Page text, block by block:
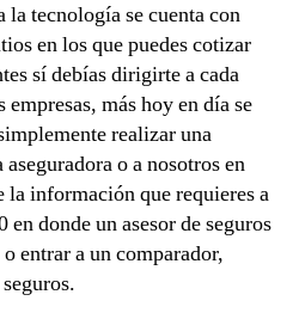
la tecnología se cuenta con
en los que puedes cotizar
sí debías dirigirte a cada
más hoy en día se
realizar una
o a nosotros en
la información que requieres a
donde un asesor de seguros
entrar a un comparador,